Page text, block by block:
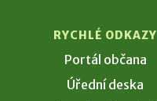
RYCHLÉ ODKAZY
Portál občana
Úřední deska